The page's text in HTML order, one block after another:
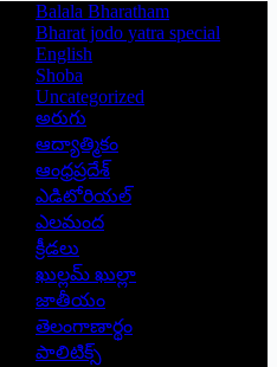
Balala Bharatham
Bharat jodo yatra special
English
Shoba
Uncategorized
అరుగు
ఆద్యాత్మికం
ఆంధ్రప్రదేశ్
ఎడిటోరియల్
ఎలమంద
క్రీడలు
ఖుల్లమ్ ఖుల్లా
జాతీయం
తెలంగాణార్థం
పాలిటిక్స్